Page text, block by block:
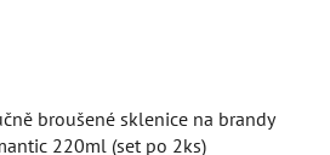
broušené sklenice na brandy
220ml (set po 2ks)